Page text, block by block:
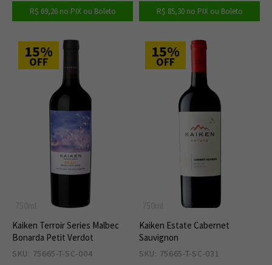
R$ 69,26no PIX ou Boleto R$ 85,30no PIX ou Boleto
15%
OFF
Kaiken Terroir Series Malbec
Bonarda Petit Verdot
SKU: 75665-T-SC-004
15%
OFF
Kaiken Estate Cabernet
Sauvignon
SKU: 75665-T-SC-031